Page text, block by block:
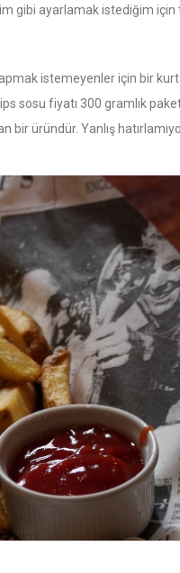
gibi ayarlamak istediğim için
istemeyenler için bir
sosu fiyatı 300 gramlık paket
bir üründür. Yanlış